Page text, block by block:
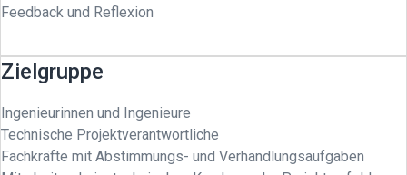
Feedback und Reflexion
Zielgruppe
Ingenieurinnen und Ingenieure
Technische Projektverantwortliche
Fachkräfte mit Abstimmungs- und Verhandlungsaufgaben